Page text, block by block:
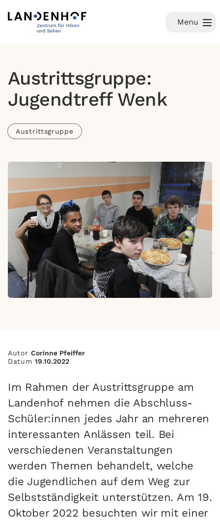
Menu
Austrittsgruppe:
Jugendtreff Wenk
Austrittsgruppe
AutorCorinne Pfeiffer
Datum19.10.2022
Im Rahmen der Austrittsgruppe am
Landenhof nehmen die Abschluss-
Schüler:innen jedes Jahr an mehreren
interessanten Anlässen teil. Bei
verschiedenen Veranstaltungen
werden Themen behandelt, welche
die Jugendlichen auf dem Weg zur
Selbstständigkeit unterstützen. Am 19.
Oktober 2022 besuchten wir mit einer